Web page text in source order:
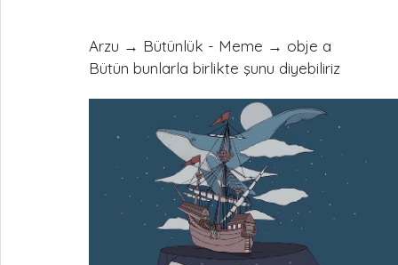
Arzu → Bütünlük - Meme → obje a
Bütün bunlarla birlikte şunu diyebiliriz